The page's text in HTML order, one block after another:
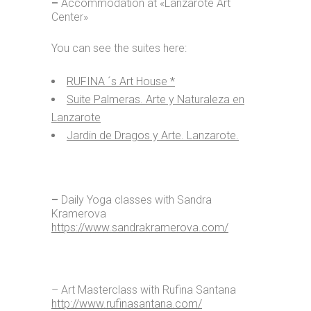
– Accommodation at «Lanzarote Art
Center»
You can see the suites here:
RUFINA ´s Art House *
Suite Palmeras. Arte y Naturaleza en
Lanzarote
Jardin de Dragos y Arte. Lanzarote.
– Daily Yoga classes with Sandra
Kramerova
https://www.sandrakramerova.com/
– Art Masterclass with Rufina Santana
http://www.rufinasantana.com/